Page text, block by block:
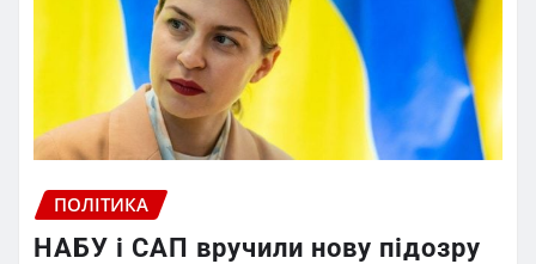
ПОЛІТИКА
НАБУ і САП вручили нову підозру